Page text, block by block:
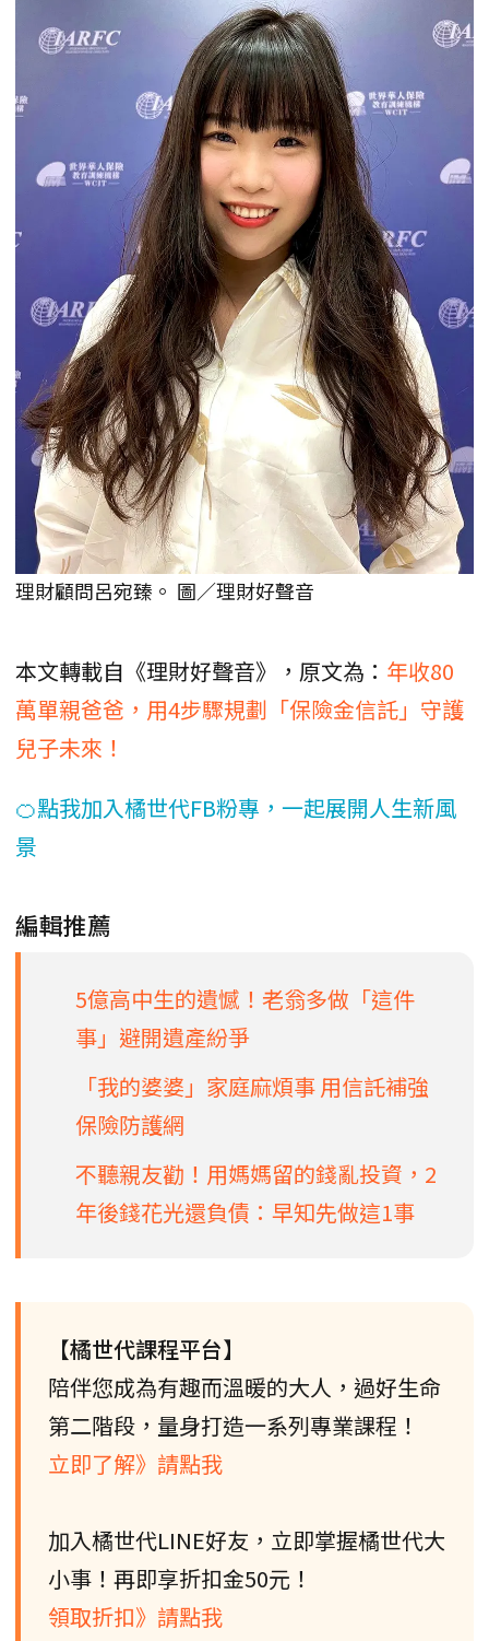
理財顧問呂宛臻。 圖／理財好聲音
本文轉載自《理財好聲音》，原文為： 年收80
萬單親爸爸，用4步驟規劃「保險金信託」守護
兒子未來！
🍊點我加入橘世代FB粉專，一起展開人生新風
景
編輯推薦
5億高中生的遺憾！老翁多做「這件
事」避開遺產紛爭
「我的婆婆」家庭麻煩事 用信託補強
保險防護網
不聽親友勸！用媽媽留的錢亂投資，2
年後錢花光還負債：早知先做這1事
【橘世代課程平台】
陪伴您成為有趣而溫暖的大人，過好生命
第二階段，量身打造一系列專業課程！
立即了解》請點我
加入橘世代LINE好友，立即掌握橘世代大
小事！再即享折扣金50元！
領取折扣》請點我